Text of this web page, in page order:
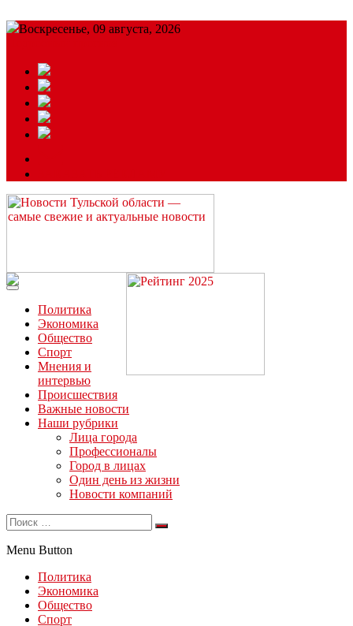
Воскресенье, 09 августа, 2026
Читайте последние новости дня в Тульской области на сайте
“ЗаНовомосковск”
Политика
Экономика
Общество
Спорт
Мнения и
интервью
Происшествия
Важные новости
Наши рубрики
Лица города
Профессионалы
Город в лицах
Один день из жизни
Новости компаний
Menu Button
Политика
Экономика
Общество
Спорт